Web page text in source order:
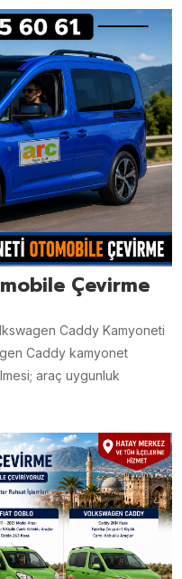
Çevirme
Caddy Kamyoneti
Caddy kamyonet
araç uygunluk